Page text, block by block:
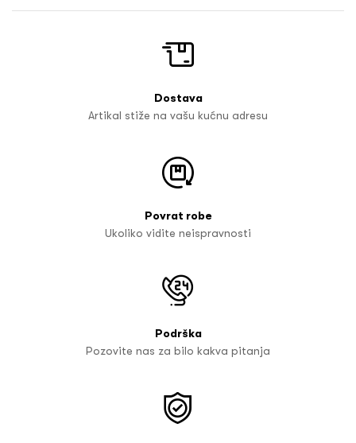
Dostava
Artikal stiže na vašu kućnu adresu
Povrat robe
Ukoliko vidite neispravnosti
Podrška
Pozovite nas za bilo kakva pitanja